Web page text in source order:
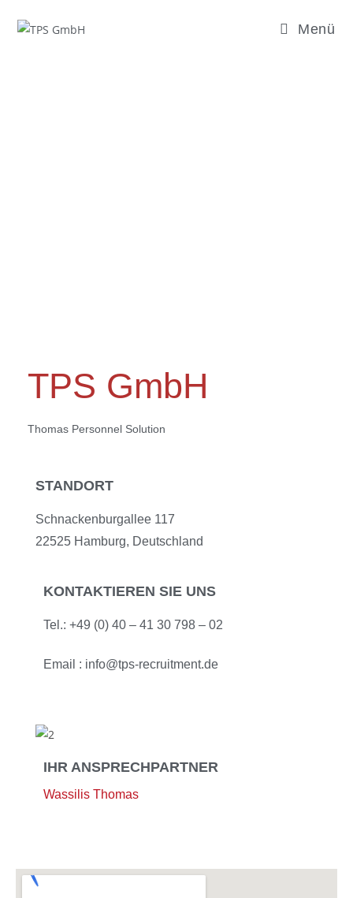
Menü
TPS GmbH
Thomas Personnel Solution
STANDORT
Schnackenburgallee 117
22525 Hamburg, Deutschland
KONTAKTIEREN SIE UNS
Tel.: +49 (0) 40 – 41 30 798 – 02
Email : info@tps-recruitment.de
IHR ANSPRECHPARTNER
Wassilis Thomas